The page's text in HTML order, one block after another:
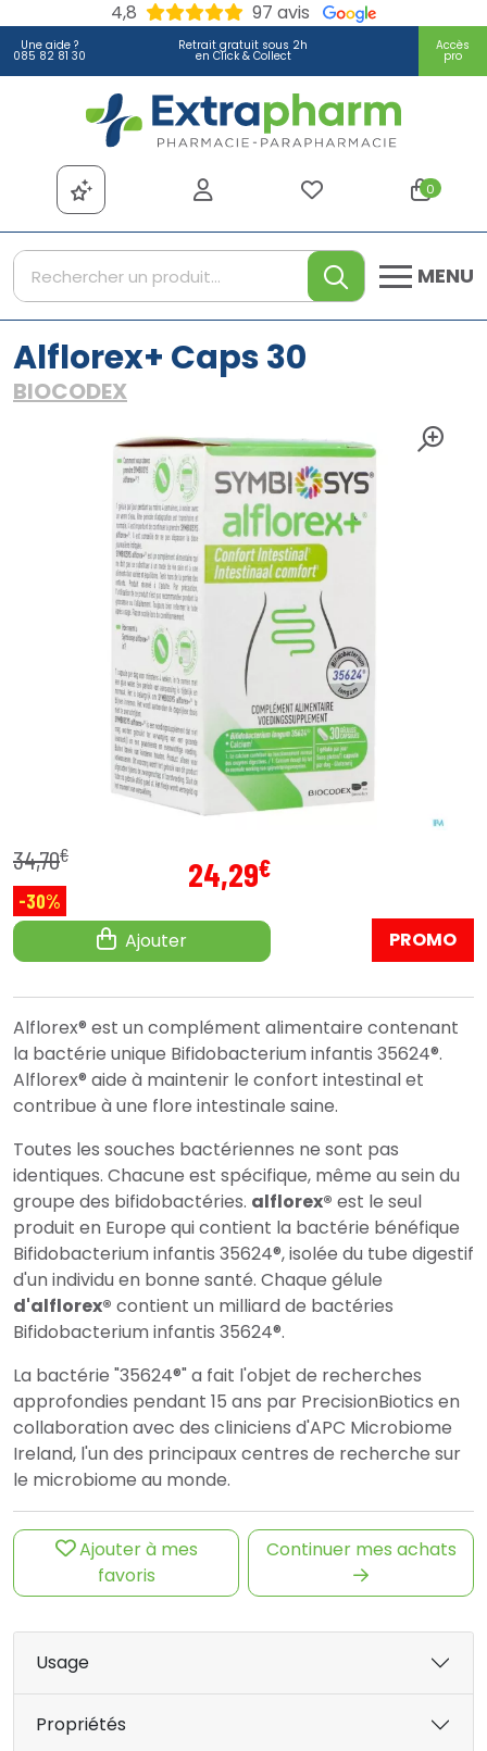
4,8 97 avis
Une aide ?
085 82 81 30
Retrait gratuit sous 2h
en Click & Collect
Accès
pro
Extrapharm Votre
0
MENU
Alflorex+ Caps 30
BIOCODEX
34,70€
-30%
24,29€
Ajouter PROMO
Alflorex® est un complément alimentaire contenant
la bactérie unique Bifidobacterium infantis 35624®.
Alflorex® aide à maintenir le confort intestinal et
contribue à une flore intestinale saine.
Toutes les souches bactériennes ne sont pas
identiques. Chacune est spécifique, même au sein du
groupe des bifidobactéries. alflorex® est le seul
produit en Europe qui contient la bactérie bénéfique
Bifidobacterium infantis 35624®, isolée du tube digestif
d'un individu en bonne santé. Chaque gélule
d'alflorex® contient un milliard de bactéries
Bifidobacterium infantis 35624®.
La bactérie "35624®" a fait l'objet de recherches
approfondies pendant 15 ans par PrecisionBiotics en
collaboration avec des cliniciens d'APC Microbiome
Ireland, l'un des principaux centres de recherche sur
le microbiome au monde.
Ajouter à mes
favoris
Continuer mes achats
Usage
Propriétés